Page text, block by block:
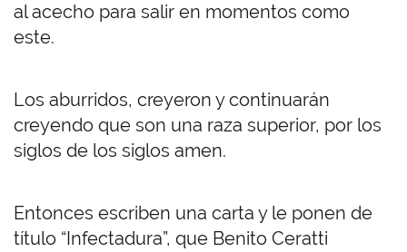
al acecho para salir en momentos como
este.
Los aburridos, creyeron y continuarán
creyendo que son una raza superior, por los
siglos de los siglos amen.
Entonces escriben una carta y le ponen de
título “Infectadura”, que Benito Ceratti